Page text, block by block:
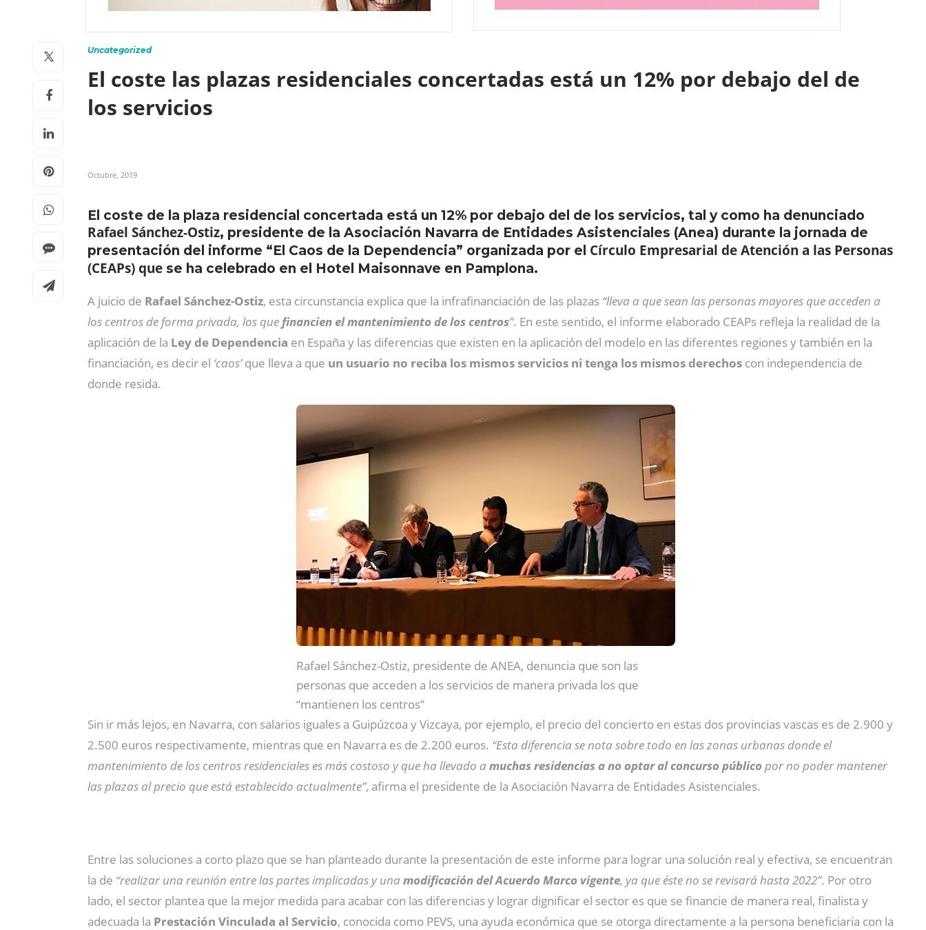
Uncategorized
El coste las plazas residenciales concertadas está un 12% por debajo del de
los servicios
Octubre, 2019
El coste de la plaza residencial concertada está un 12% por debajo del de los servicios, tal y como ha denunciado
Rafael Sánchez-Ostiz, presidente de la Asociación Navarra de Entidades Asistenciales (Anea) durante la jornada de
presentación del informe “El Caos de la Dependencia” organizada por el Círculo Empresarial de Atención a las Personas
(CEAPs) que se ha celebrado en el Hotel Maisonnave en Pamplona.
A juicio de Rafael Sánchez-Ostiz, esta circunstancia explica que la infrafinanciación de las plazas “lleva a que sean las personas mayores que acceden a
los centros de forma privada, los que financien el mantenimiento de los centros”. En este sentido, el informe elaborado CEAPs refleja la realidad de la
aplicación de la Ley de Dependencia en España y las diferencias que existen en la aplicación del modelo en las diferentes regiones y también en la
financiación, es decir el ‘caos’que lleva a que un usuario no reciba los mismos servicios ni tenga los mismos derechos con independencia de
donde resida.
Rafael Sánchez-Ostiz, presidente de ANEA, denuncia que son las
personas que acceden a los servicios de manera privada los que
“mantienen los centros”
Sin ir más lejos, en Navarra, con salarios iguales a Guipúzcoa y Vizcaya, por ejemplo, el precio del concierto en estas dos provincias vascas es de 2.900 y
2.500 euros respectivamente, mientras que en Navarra es de 2.200 euros. “Esta diferencia se nota sobre todo en las zonas urbanas donde el
mantenimiento de los centros residenciales es más costoso y que ha llevado a muchas residencias a no optar al concurso público por no poder mantener
las plazas al precio que está establecido actualmente”, afirma el presidente de la Asociación Navarra de Entidades Asistenciales.
Entre las soluciones a corto plazo que se han planteado durante la presentación de este informe para lograr una solución real y efectiva, se encuentran
la de “realizar una reunión entre las partes implicadas y una modificación del Acuerdo Marco vigente, ya que éste no se revisará hasta 2022”. Por otro
lado, el sector plantea que la mejor medida para acabar con las diferencias y lograr dignificar el sector es que se financie de manera real, finalista y
adecuada la Prestación Vinculada al Servicio, conocida como PEVS, una ayuda económica que se otorga directamente a la persona beneficiaria con la